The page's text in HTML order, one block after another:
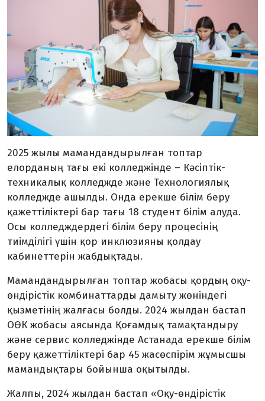
2025 жылы мамандандырылған топтар
елорданың тағы екі колледжінде – Кәсіптік-
техникалық колледжде және Технологиялық
колледжде ашылды. Онда ерекше білім беру
қажеттіліктері бар тағы 18 студент білім алуда.
Осы колледждердегі білім беру процесінің
тиімділігі үшін қор инклюзияны қолдау
кабинеттерін жабдықтады.
Мамандандырылған топтар жобасы қордың оқу-
өндірістік комбинаттарды дамыту жөніндегі
қызметінің жалғасы болды. 2024 жылдан бастап
ОӨК жобасы аясында Қоғамдық тамақтандыру
және сервис колледжінде Астанада ерекше білім
беру қажеттіліктері бар 45 жасөспірім жұмысшы
мамандықтары бойынша оқытылды.
Жалпы, 2024 жылдан бастап «Оқу-өндірістік